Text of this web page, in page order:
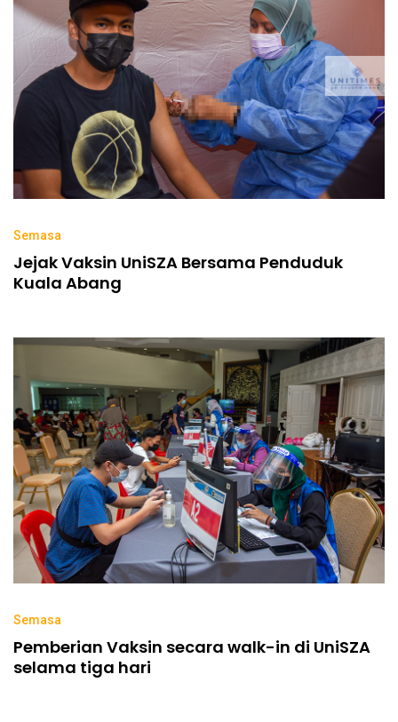
Semasa
Jejak Vaksin UniSZA Bersama Penduduk
Kuala Abang
Semasa
Pemberian Vaksin secara walk-in di UniSZA
selama tiga hari